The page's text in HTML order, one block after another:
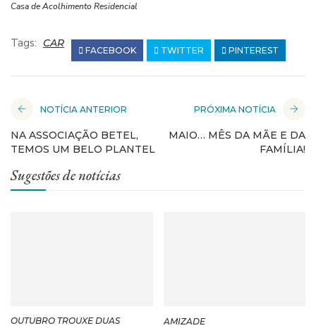
Casa de Acolhimento Residencial
Tags: CAR
FACEBOOK TWITTER PINTEREST
NOTÍCIA ANTERIOR
NA ASSOCIAÇÃO BETEL,
TEMOS UM BELO PLANTEL
PRÓXIMA NOTÍCIA
MAIO… MÊS DA MÃE E DA
FAMÍLIA!
Sugestões de notícias
OUTUBRO TROUXE DUAS
AMIZADE